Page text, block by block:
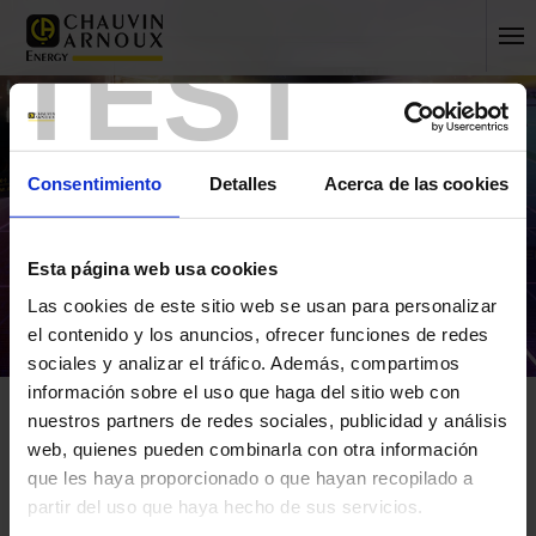
TEST
Consentimiento Detalles Acerca de las cookies
Esta página web usa cookies
Las cookies de este sitio web se usan para personalizar
el contenido y los anuncios, ofrecer funciones de redes
sociales y analizar el tráfico. Además, compartimos
información sobre el uso que haga del sitio web con
nuestros partners de redes sociales, publicidad y análisis
web, quienes pueden combinarla con otra información
que les haya proporcionado o que hayan recopilado a
partir del uso que haya hecho de sus servicios.
Inicio
Chauvin Arnoux Energy